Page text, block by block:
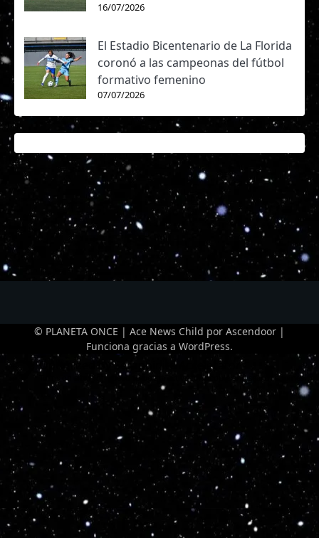
16/07/2026
El Estadio Bicentenario de La Florida
coronó a las campeonas del fútbol
formativo femenino
07/07/2026
© PLANETA ONCE | Ace News Child por Ascendoor |
Funciona gracias a WordPress.
Optimized by Seraphinite Accelerator
Turns on site high speed to be attractive for people and search engines.